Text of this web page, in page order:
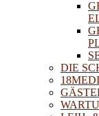
DIE